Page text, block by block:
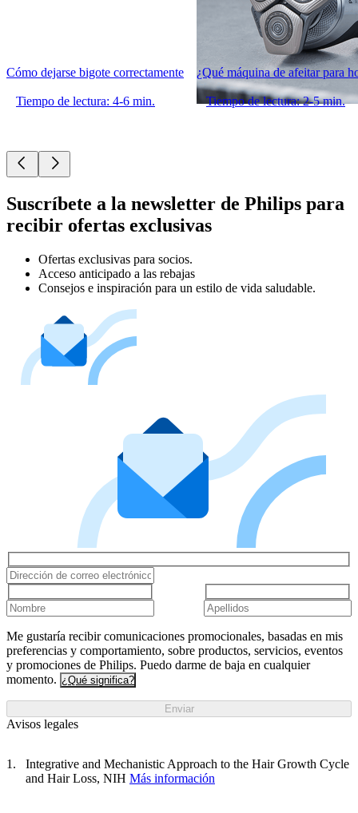
Cómo dejarse bigote correctamente
Tiempo de lectura: 4-6 min.
¿Qué máquina de afeitar para
Tiempo de lectura: 2-5 min.
Suscríbete a la newsletter de Philips para
recibir ofertas exclusivas
Ofertas exclusivas para socios.
Acceso anticipado a las rebajas
Consejos e inspiración para un estilo de vida saludable.
Me gustaría recibir comunicaciones promocionales, basadas en mis
preferencias y comportamiento, sobre productos, servicios, eventos
y promociones de Philips. Puedo darme de baja en cualquier
momento. ¿Qué significa?
Enviar
Avisos legales
Integrative and Mechanistic Approach to the Hair Growth Cycle
and Hair Loss, NIH Más información